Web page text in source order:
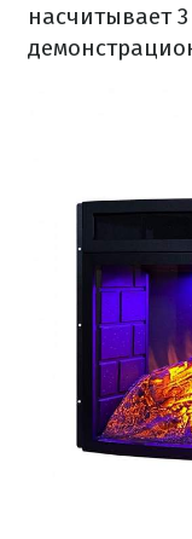
насчитывает